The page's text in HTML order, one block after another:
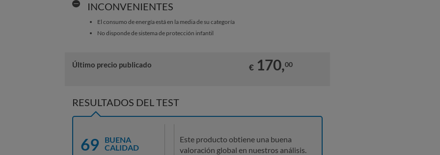
INCONVENIENTES
El consumo de energía está en la media de su categoría
No disponde de sistema de protección infantil
Último precio publicado € 170,00
RESULTADOS DEL TEST
69
BUENA
CALIDAD
Este producto obtiene una buena
valoración global en nuestros análisis.